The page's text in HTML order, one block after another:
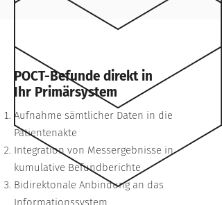
POCT-Befunde direkt in
Ihr Primärsystem
Aufnahme sämtlicher Daten in die
Patientenakte
Integration von Messergebnisse in
kumulative Befundberichte
Bidirektonale Anbindung an das
Informationssystem